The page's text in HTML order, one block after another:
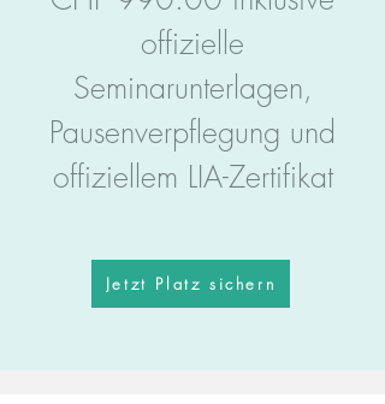
offizielle
Seminarunterlagen,
Pausenverpflegung und
offiziellem LIA-Zertifikat
Jetzt Platz sichern